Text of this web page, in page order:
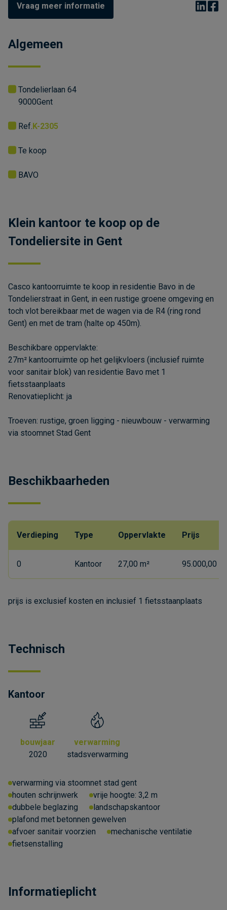
Vraag meer informatie
Algemeen
Gent
9000
Tondelierlaan 64
Ref. K-2305
Te koop
BAVO
Klein kantoor te koop op de
Tondeliersite in Gent
Casco kantoorruimte te koop in residentie Bavo in de
Tondelierstraat in Gent, in een rustige groene omgeving en
toch vlot bereikbaar met de wagen via de R4 (ring rond
Gent) en met de tram (halte op 450m).
Beschikbare oppervlakte:
27m² kantoorruimte op het gelijkvloers (inclusief ruimte
voor sanitair blok) van residentie Bavo met 1
fietsstaanplaats
Renovatieplicht: ja
Troeven: rustige, groen ligging - nieuwbouw - verwarming
via stoomnet Stad Gent
Beschikbaarheden
Verdieping Type Oppervlakte Prijs
0 Kantoor 27,00 m² 95.000,00 €
prijs is exclusief kosten en inclusief 1 fietsstaanplaats
Technisch
Kantoor
bouwjaar
2020
verwarming
stadsverwarming
verwarming via stoomnet stad gent
houten schrijnwerk
vrije hoogte: 3,2 m
dubbele beglazing
landschapskantoor
plafond met betonnen gewelven
afvoer sanitair voorzien
mechanische ventilatie
fietsenstalling
Informatieplicht